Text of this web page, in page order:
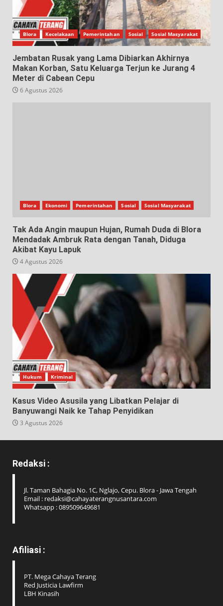
Blora Kecelakaan Pemerintahan Sosial Sosial Masyarakat
Jembatan Rusak yang Lama Dibiarkan Akhirnya
Makan Korban, Satu Keluarga Terjun ke Jurang 4
Meter di Cabean Cepu
6 Agustus 2026
Blora Ekonomi Pemerintahan Sosial Sosial Masyarakat
Tak Ada Angin maupun Hujan, Rumah Duda di Blora
Mendadak Ambruk Rata dengan Tanah, Diduga
Akibat Kayu Lapuk
4 Agustus 2026
Hukum Kriminal
Kasus Video Asusila yang Libatkan Pelajar di
Banyuwangi Naik ke Tahap Penyidikan
3 Agustus 2026
Redaksi :
Jl. Taman Bahagia No. 1C, Nglajo, Cepu. Blora - Jawa Tengah
Email : redaksi@cahayaterangnusantara.com
Whatsapp : 089509649681
Afiliasi :
PT. Mega Cahaya Terang
Red Justicia Lawfirm
LBH Kinasih